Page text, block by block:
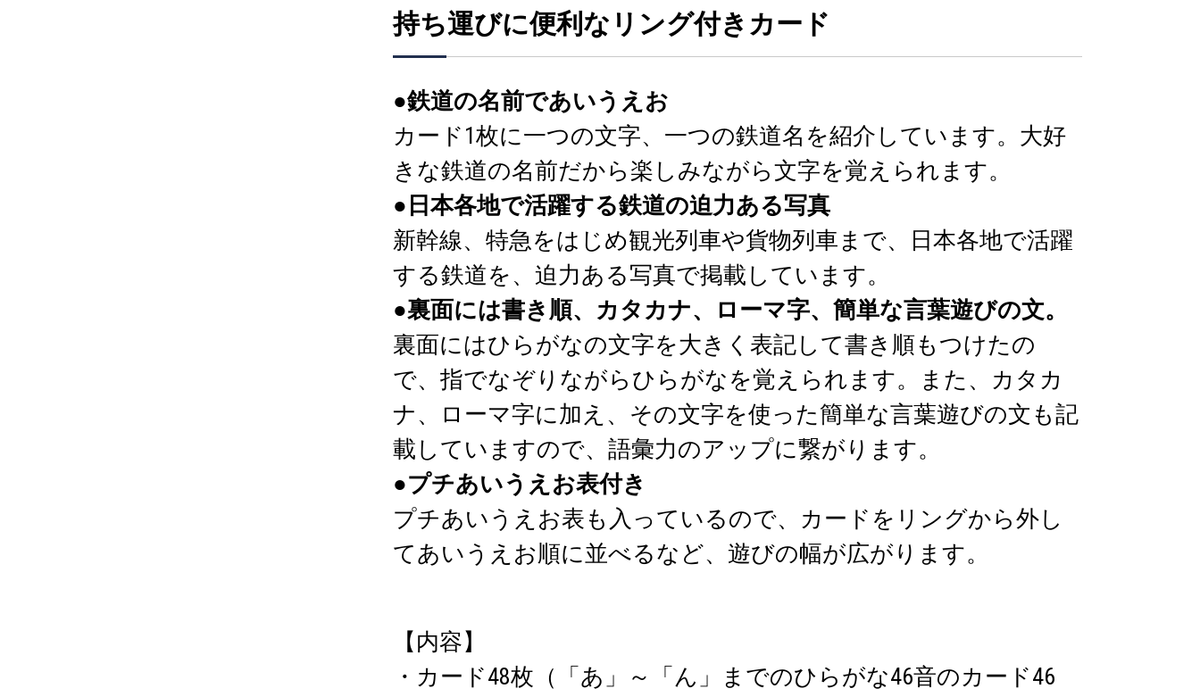
持ち運びに便利なリング付きカード
●鉄道の名前であいうえお
カード1枚に一つの文字、一つの鉄道名を紹介しています。大好
きな鉄道の名前だから楽しみながら文字を覚えられます。
●日本各地で活躍する鉄道の迫力ある写真
新幹線、特急をはじめ観光列車や貨物列車まで、日本各地で活躍
する鉄道を、迫力ある写真で掲載しています。
●裏面には書き順、カタカナ、ローマ字、簡単な言葉遊びの文。
裏面にはひらがなの文字を大きく表記して書き順もつけたの
で、指でなぞりながらひらがなを覚えられます。また、カタカ
ナ、ローマ字に加え、その文字を使った簡単な言葉遊びの文も記
載していますので、語彙力のアップに繋がります。
●プチあいうえお表付き
プチあいうえお表も入っているので、カードをリングから外し
てあいうえお順に並べるなど、遊びの幅が広がります。
【内容】
・カード48枚（「あ」～「ん」までのひらがな46音のカード46